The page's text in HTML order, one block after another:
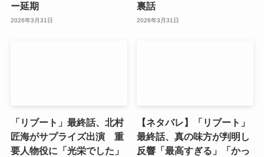
ー延期
2026年3月31日
裏話
2026年3月31日
「リブート」最終話、北村
匠海がサプライズ出演 重
要人物役に「光栄でした」
【ネタバレ】「リブート」
最終話、真の味方が判明し
反響「最高すぎる」「かっ